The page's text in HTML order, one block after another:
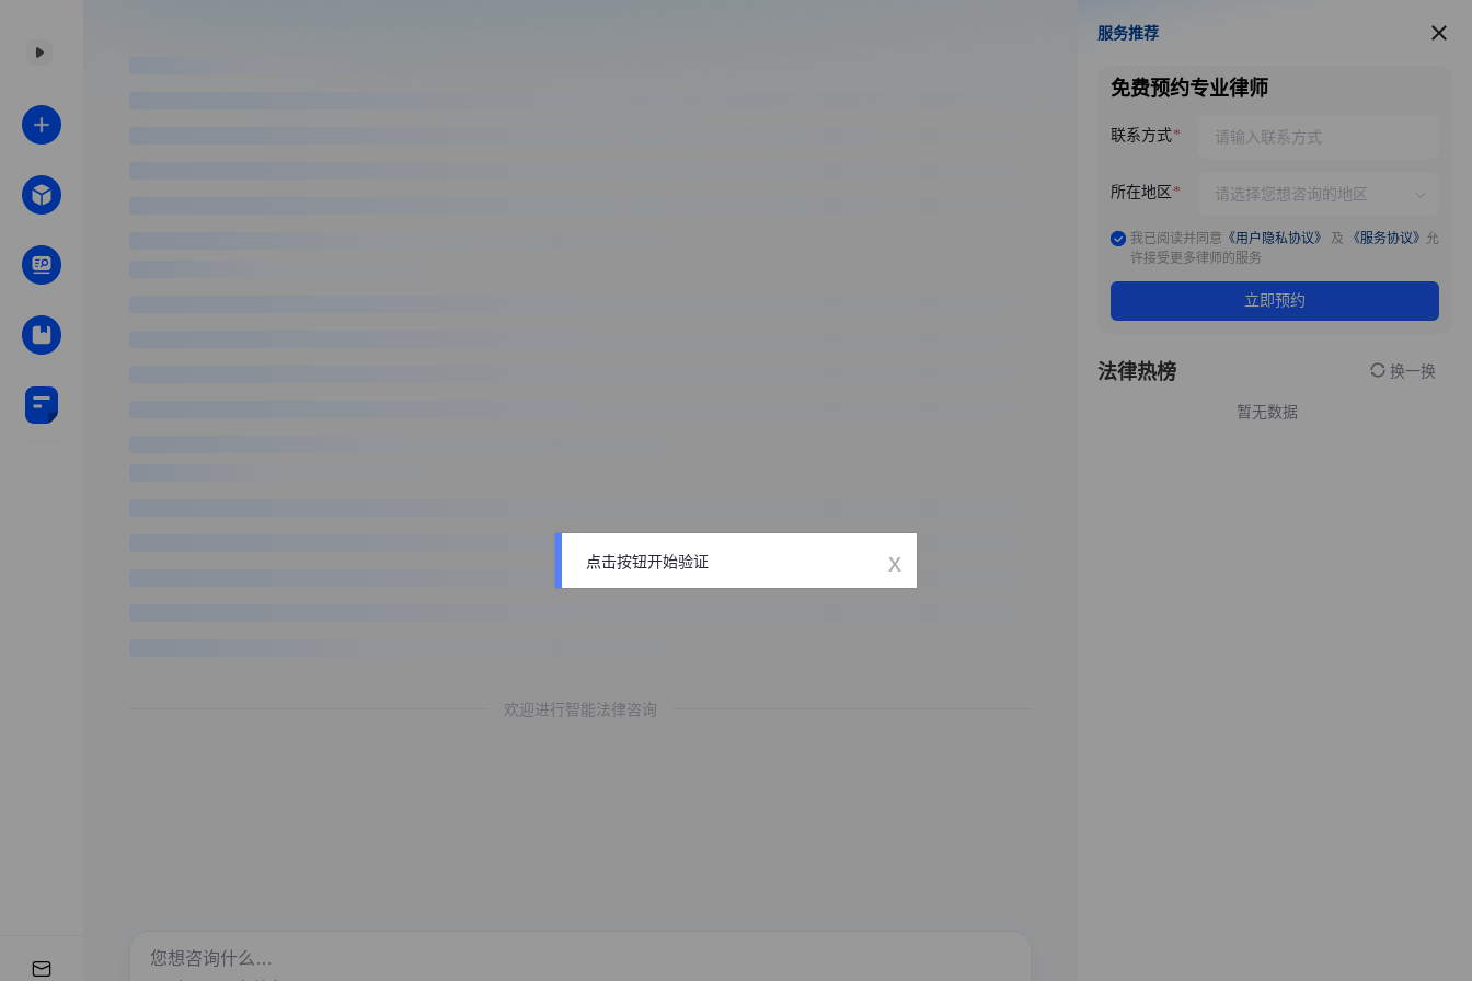
欢迎进行智能法律咨询
服务推荐
服务推荐
免费预约专业律师
联系方式
所在地区
我已阅读并同意 《用户隐私协议》 及 《服务协议》 允
许接受更多律师的服务
立即预约
法律热榜 换一换
暂无数据
点击按钮开始验证 x